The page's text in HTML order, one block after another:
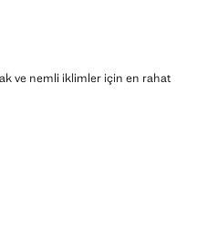
ve nemli iklimler için en rahat
sorular sorun